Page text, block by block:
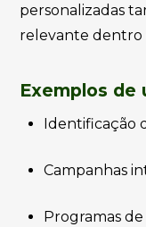
personalizadas
relevante dentro
Exemplos de
Identificação
Campanhas
Programas